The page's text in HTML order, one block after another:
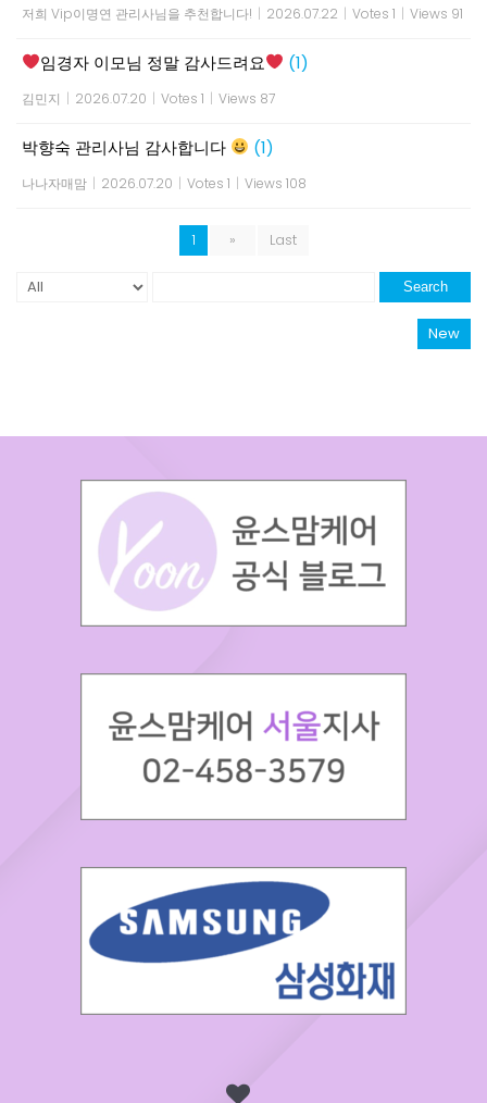
저희 Vip이명연 관리사님을 추천합니다! | 2026.07.22 | Votes 1 | Views 91
임경자 이모님 정말 감사드려요 (1)
김민지 | 2026.07.20 | Votes 1 | Views 87
박향숙 관리사님 감사합니다 (1)
나나자매맘 | 2026.07.20 | Votes 1 | Views 108
1 » Last
Search
New